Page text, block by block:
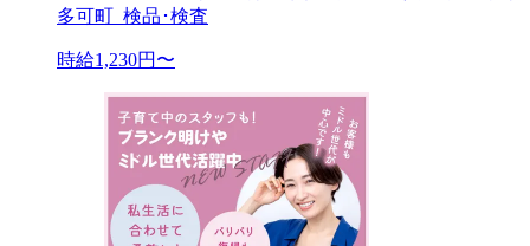
多可町_検品･検査
時給1,230円〜